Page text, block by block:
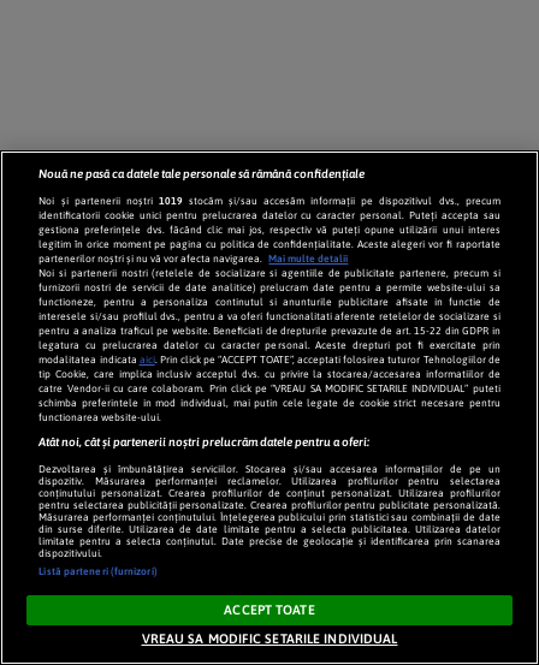
Nouă ne pasă ca datele tale personale să rămână confidențiale
Noi și partenerii noștri 1019stocăm și/sau accesăm informații pe dispozitivul dvs., precum
identificatorii cookie unici pentru prelucrarea datelor cu caracter personal. Puteți accepta sau
gestiona preferințele dvs. făcând clic mai jos, respectiv vă puteți opune utilizării unui interes
legitim în orice moment pe pagina cu politica de confidențialitate. Aceste alegeri vor fi raportate
partenerilor noștri și nu vă vor afecta navigarea.
Mai multe detalii
Noi si partenerii nostri (retelele de socializare si agentiile de publicitate partenere, precum si
furnizorii nostri de servicii de date analitice) prelucram date pentru a permite website-ului sa
functioneze, pentru a personaliza continutul si anunturile publicitare afisate in functie de
interesele si/sau profilul dvs., pentru a va oferi functionalitati aferente retelelor de socializare si
pentru a analiza traficul pe website. Beneficiati de drepturile prevazute de art. 15-22 din GDPR in
legatura cu prelucrarea datelor cu caracter personal. Aceste drepturi pot fi exercitate prin
modalitatea indicata aici. Prin click pe “ACCEPT TOATE”, acceptati folosirea tuturor Tehnologiilor de
tip Cookie, care implica inclusiv acceptul dvs. cu privire la stocarea/accesarea informatiilor de
catre Vendor-ii cu care colaboram. Prin click pe “VREAU SA MODIFIC SETARILE INDIVIDUAL” puteti
schimba preferintele in mod individual, mai putin cele legate de cookie strict necesare pentru
functionarea website-ului.
Atât noi, cât și partenerii noștri prelucrăm datele pentru a oferi:
Dezvoltarea și îmbunătățirea serviciilor. Stocarea și/sau accesarea informațiilor de pe un
dispozitiv. Măsurarea performanței reclamelor. Utilizarea profilurilor pentru selectarea
conținutului personalizat. Crearea profilurilor de conținut personalizat. Utilizarea profilurilor
pentru selectarea publicității personalizate. Crearea profilurilor pentru publicitate personalizată.
Măsurarea performanței conținutului. Înțelegerea publicului prin statistici sau combinații de date
din surse diferite. Utilizarea de date limitate pentru a selecta publicitatea. Utilizarea datelor
limitate pentru a selecta conținutul. Date precise de geolocație și identificarea prin scanarea
dispozitivului.
Listă parteneri (furnizori)
ACCEPT TOATE
VREAU SA MODIFIC SETARILE INDIVIDUAL